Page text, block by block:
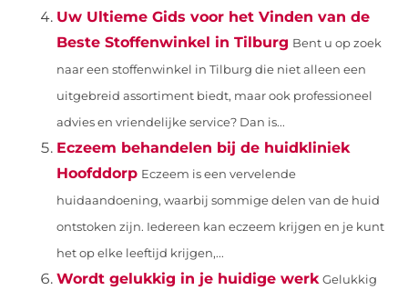
Uw Ultieme Gids voor het Vinden van de
Beste Stoffenwinkel in Tilburg Bent u op zoek
naar een stoffenwinkel in Tilburg die niet alleen een
uitgebreid assortiment biedt, maar ook professioneel
advies en vriendelijke service? Dan is...
Eczeem behandelen bij de huidkliniek
Hoofddorp Eczeem is een vervelende
huidaandoening, waarbij sommige delen van de huid
ontstoken zijn. Iedereen kan eczeem krijgen en je kunt
het op elke leeftijd krijgen,...
Wordt gelukkig in je huidige werk Gelukkig